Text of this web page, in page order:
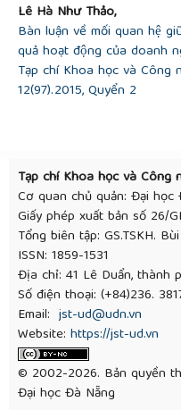
Lê Hà Như Thảo,
Bàn luận về mối quan hệ
quả hoạt động của doanh
Tạp chí Khoa học và Công
12(97).2015, Quyển 2
Tạp chí Khoa học và Công
Cơ quan chủ quản: Đại học
Giấy phép xuất bản số 26/
Tổng biên tập: GS.TSKH.
ISSN: 1859-1531
Địa chỉ: 41 Lê Duẩn, thành
Số điện thoại: (+84)236.
Email:jst-ud@udn.vn
Website: https://jst-ud.vn
© 2002-2026. Bản quyền
Đại học Đà Nẵng